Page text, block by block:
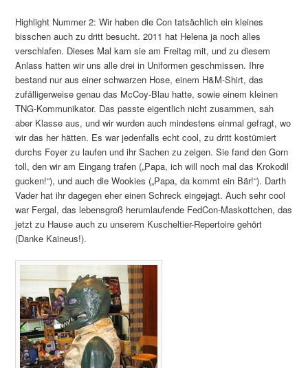
Highlight Nummer 2: Wir haben die Con tatsächlich ein kleines
bisschen auch zu dritt besucht. 2011 hat Helena ja noch alles
verschlafen. Dieses Mal kam sie am Freitag mit, und zu diesem
Anlass hatten wir uns alle drei in Uniformen geschmissen. Ihre
bestand nur aus einer schwarzen Hose, einem H&M-Shirt, das
zufälligerweise genau das McCoy-Blau hatte, sowie einem kleinen
TNG-Kommunikator. Das passte eigentlich nicht zusammen, sah
aber Klasse aus, und wir wurden auch mindestens einmal gefragt, wo
wir das her hätten. Es war jedenfalls echt cool, zu dritt kostümiert
durchs Foyer zu laufen und ihr Sachen zu zeigen. Sie fand den Gorn
toll, den wir am Eingang trafen („Papa, ich will noch mal das Krokodil
gucken!“), und auch die Wookies („Papa, da kommt ein Bär!“). Darth
Vader hat ihr dagegen eher einen Schreck eingejagt. Auch sehr cool
war Fergal, das lebensgroß herumlaufende FedCon-Maskottchen, das
jetzt zu Hause auch zu unserem Kuscheltier-Repertoire gehört
(Danke Kaineus!).